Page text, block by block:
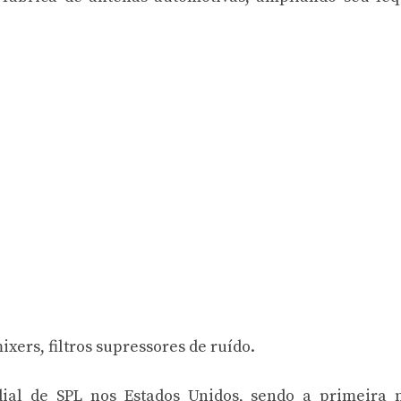
filtros supressores de ruído.
de SPL nos Estados Unidos, sendo a primeira